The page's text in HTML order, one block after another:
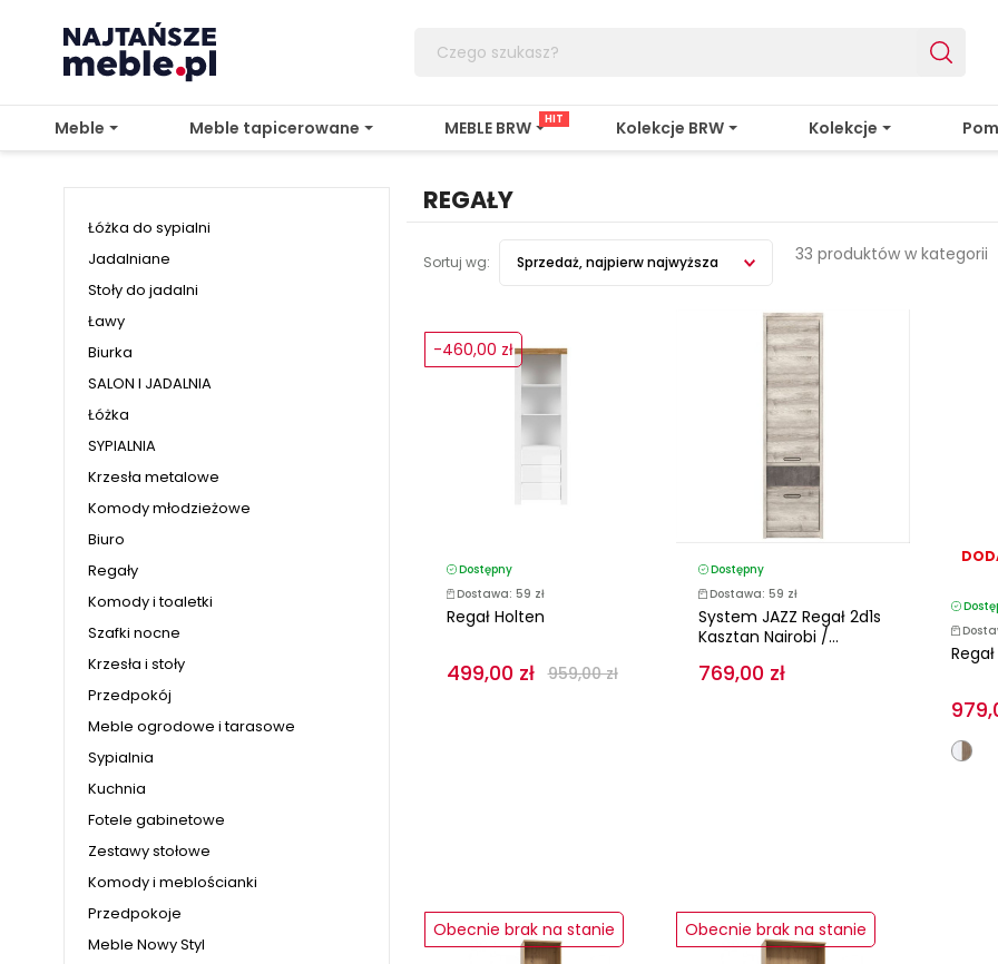
Meble Meble tapicerowane MEBLE BRW HIT Kolekcje BRW Kolekcje
Łóżka do sypialni
Jadalniane
Stoły do jadalni
Ławy
Biurka
SALON I JADALNIA
Łóżka
SYPIALNIA
Krzesła metalowe
Komody młodzieżowe
Biuro
Regały
Komody i toaletki
Szafki nocne
Krzesła i stoły
Przedpokój
Meble ogrodowe i tarasowe
Sypialnia
Kuchnia
Fotele gabinetowe
Zestawy stołowe
Komody i meblościanki
Przedpokoje
Meble Nowy Styl
REGAŁY
Sortuj wg: Sprzedaż, najpierw najwyższa 33 produktów w kategorii
Dostępny
Dostawa: 59 zł
Regał Holten
499,00 zł 959,00 zł
-460,00 zł
Dostępny
Dostawa: 59 zł
System JAZZ Regał 2d1s
Kasztan Nairobi /...
769,00 zł
Obecnie brak na stanie Obecnie brak na stanie